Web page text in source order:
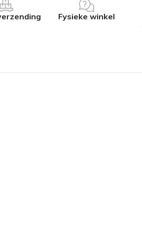
Fysieke winkel